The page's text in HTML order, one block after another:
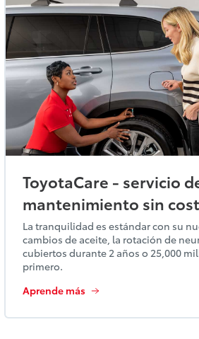
ToyotaCare - servicio
mantenimiento sin
La tranquilidad es estándar con su
cambios de aceite, la rotación de
cubiertos durante 2 años o 25,000
primero.
Aprende más